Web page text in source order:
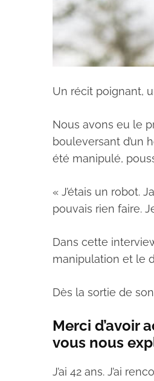
Un récit poignant,
Nous avons eu le
bouleversant d’un
été manipulé,
« J’étais un robot.
pouvais rien faire.
Dans cette
manipulation et le
Dès la sortie de
Merci d’avoir
vous nous
J’ai 42 ans. J’ai